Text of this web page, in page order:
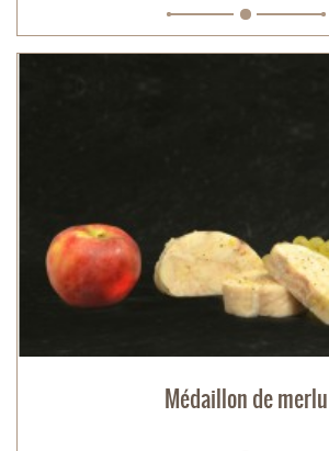
Médaillon de merlu